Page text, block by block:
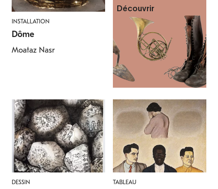
INSTALLATION
Dôme
Moataz Nasr
Découvrir
DESSIN TABLEAU